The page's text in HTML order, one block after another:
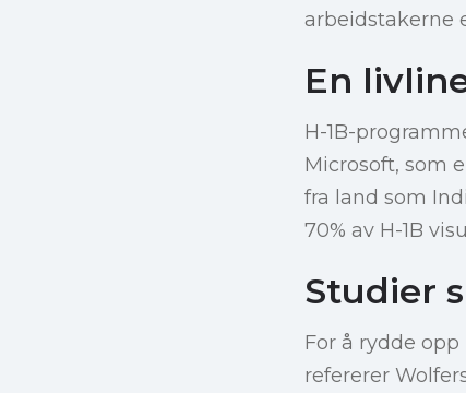
arbeidstakerne
En
H-1B-
Microsoft, som
fra land som
70% av H-1B
Studier
For å rydde
refererer